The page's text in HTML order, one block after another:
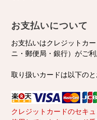
お支払いについて
お支払いはクレジットカ
ニ・郵便局・銀行）がご利
取り扱いカードは以下のと
クレジットカードのセキ